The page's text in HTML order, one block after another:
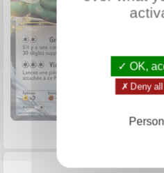
✓ OK,
✗ Deny